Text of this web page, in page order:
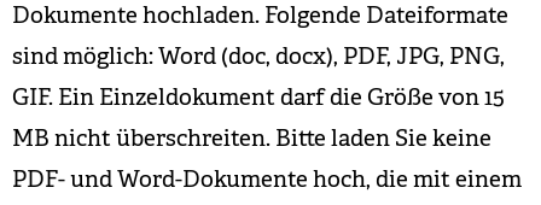
Dokumente hochladen. Folgende Dateiformate
sind möglich: Word (doc, docx), PDF, JPG, PNG,
GIF. Ein Einzeldokument darf die Größe von 15
MB nicht überschreiten. Bitte laden Sie keine
PDF- und Word-Dokumente hoch, die mit einem